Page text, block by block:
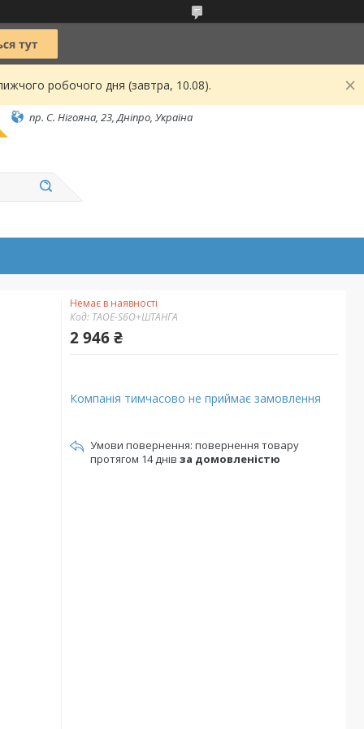
робочого дня (завтра, 10.08).
пр. С. Нігояна, 23, Дніпро, Україна
Немає в наявності
Код: TAOE-S6O+ШТАНГА
2 946 ₴
Компанія тимчасово не приймає замовлення
повернення товару
протягом 14 днів за домовленістю